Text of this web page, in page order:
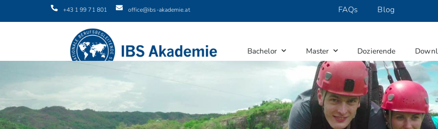
+43 1 99 71 801 office@ibs-akademie.at FAQs Blog
Bachelor Master Dozierende